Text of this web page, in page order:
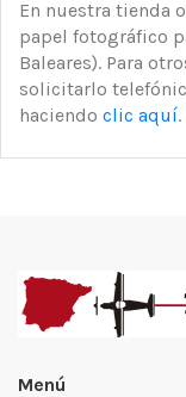
En nuestra tienda
papel fotográfico
Baleares). Para
solicitarlo
haciendo clic aquí.
Menú